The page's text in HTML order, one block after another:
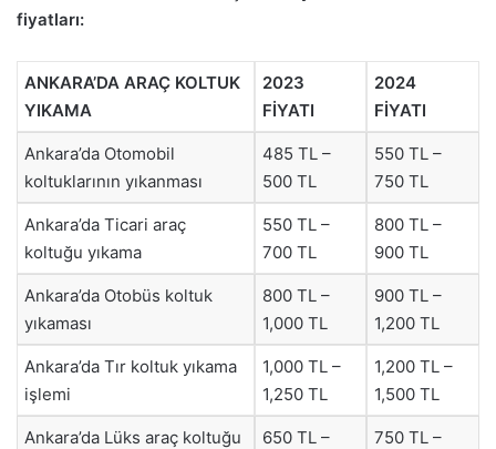
fiyatları:
ANKARA’DA ARAÇ KOLTUK
YIKAMA
2023
FİYATI
2024
FİYATI
Ankara’da Otomobil
koltuklarının yıkanması
485 TL –
500 TL
550 TL –
750 TL
Ankara’da Ticari araç
koltuğu yıkama
550 TL –
700 TL
800 TL –
900 TL
Ankara’da Otobüs koltuk
yıkaması
800 TL –
1,000 TL
900 TL –
1,200 TL
Ankara’da Tır koltuk yıkama
işlemi
1,000 TL –
1,250 TL
1,200 TL –
1,500 TL
Ankara’da Lüks araç koltuğu
650 TL –
750 TL –